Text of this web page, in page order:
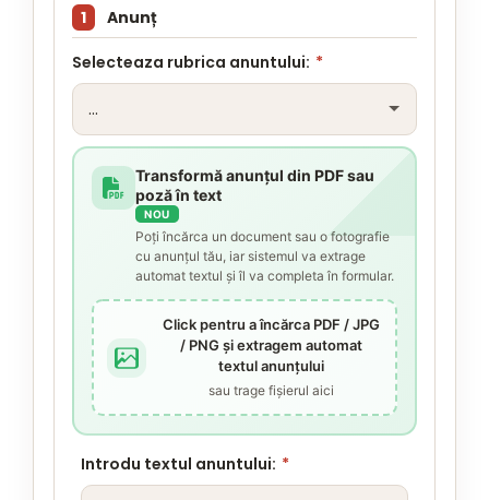
1 Anunț
Selecteaza rubrica anuntului: *
Transformă anunțul din PDF sau
poză în text
NOU
Poți încărca un document sau o fotografie
cu anunțul tău, iar sistemul va extrage
automat textul și îl va completa în formular.
Click pentru a încărca PDF / JPG
/ PNG și extragem automat
textul anunțului
sau trage fișierul aici
Introdu textul anuntului: *